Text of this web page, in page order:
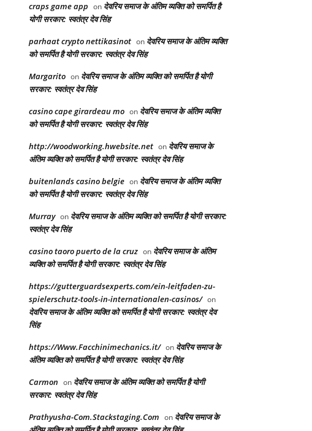
craps game app on देवरिय समाज के अंतिम व्यक्ति को समर्पित है
योगी सरकार: स्वतंत्र देव सिंह
parhaat crypto nettikasinot on देवरिय समाज के अंतिम व्यक्ति
को समर्पित है योगी सरकार: स्वतंत्र देव सिंह
Margarito on देवरिय समाज के अंतिम व्यक्ति को समर्पित है योगी
सरकार: स्वतंत्र देव सिंह
casino cape girardeau mo on देवरिय समाज के अंतिम व्यक्ति
को समर्पित है योगी सरकार: स्वतंत्र देव सिंह
http://woodworking.hwebsite.net on देवरिय समाज के
अंतिम व्यक्ति को समर्पित है योगी सरकार: स्वतंत्र देव सिंह
buitenlands casino belgie on देवरिय समाज के अंतिम व्यक्ति
को समर्पित है योगी सरकार: स्वतंत्र देव सिंह
Murray on देवरिय समाज के अंतिम व्यक्ति को समर्पित है योगी सरकार:
स्वतंत्र देव सिंह
casino taoro puerto de la cruz on देवरिय समाज के अंतिम
व्यक्ति को समर्पित है योगी सरकार: स्वतंत्र देव सिंह
https://gutterguardsexperts.com/ein-leitfaden-zu-
spielerschutz-tools-in-internationalen-casinos/ on
देवरिय समाज के अंतिम व्यक्ति को समर्पित है योगी सरकार: स्वतंत्र देव
सिंह
https://Www.Facchinimechanics.it/ on देवरिय समाज के
अंतिम व्यक्ति को समर्पित है योगी सरकार: स्वतंत्र देव सिंह
Carmon on देवरिय समाज के अंतिम व्यक्ति को समर्पित है योगी
सरकार: स्वतंत्र देव सिंह
Prathyusha-Com.Stackstaging.Com on देवरिय समाज के